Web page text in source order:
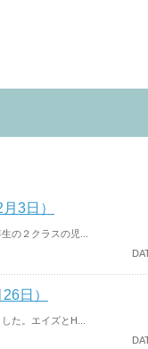
3日）
の２クラスの児...
日）
た。エイズとH...